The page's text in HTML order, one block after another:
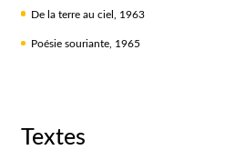
De la terre au ciel, 1963
Poésie souriante, 1965
Textes